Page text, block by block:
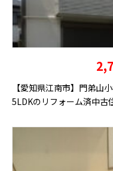
【愛知県江南市】門弟山
5LDKのリフォーム済中古